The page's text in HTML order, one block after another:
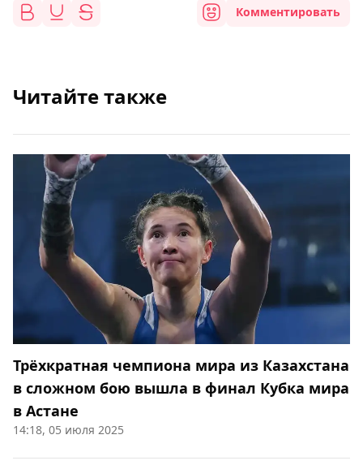
Комментировать
Читайте также
Трёхкратная чемпиона мира из Казахстана
в сложном бою вышла в финал Кубка мира
в Астане
14:18, 05 июля 2025